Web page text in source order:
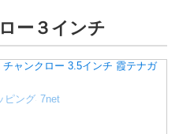
ー３インチ
ャンクロー 3.5インチ 霞テナガ
ピング 7net